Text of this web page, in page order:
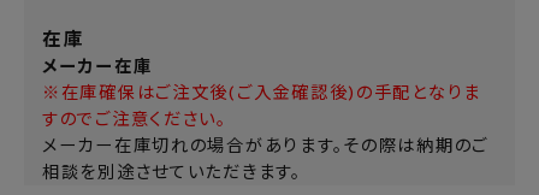
在庫
メーカー在庫
※在庫確保はご注文後(ご入金確認後)の手配となりま
すのでご注意ください。
メーカー在庫切れの場合があります。その際は納期のご
相談を別途させていただきます。